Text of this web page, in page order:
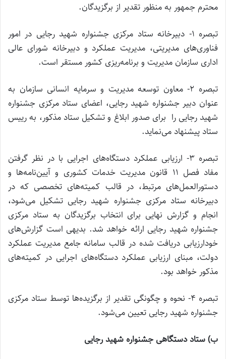
محترم جمهور به منظور تقدیر از برگزیدگان.
تبصره 1- دبیرخانه ستاد مرکزی جشنواره شهید رجایی در امور
فناوری‌های مدیریتی، مدیریت عملکرد و دبیرخانه شورای عالی
اداری سازمان مدیریت و برنامه‌ریزی کشور مستقر است.
تبصره 2- معاون توسعه مدیریت و سرمایه انسانی سازمان به
عنوان دبیر جشنواره شهید رجایی، اعضای ستاد مرکزی جشنواره
شهید رجایی را برای صدور ابلاغ و تشکیل ستاد مذکور، به رییس
ستاد پیشنهاد می‌نماید.
تبصره 3- ارزیابی عملکرد دستگاه‌های اجرایی با در نظر گرفتن
مفاد فصل 11 قانون مدیریت خدمات کشوری و آیین‌نامه‌ها و
دستورالعمل‌های مرتبط، در قالب کمیته‌های تخصصی که در
دبیرخانه ستاد مرکزی جشنواره شهید رجایی تشکیل می‌شود،
انجام و گزارش نهایی برای انتخاب برگزیدگان به ستاد مرکزی
جشنواره شهید رجایی ارائه خواهد شد. بدیهی است گزارش‌های
خودارزیابی دریافت شده در قالب سامانه جامع مدیریت عملکرد
دولت، مبنای ارزیابی عملکرد دستگاه‌های اجرایی در کمیته‌های
مذکور خواهد بود.
تبصره 4- نحوه و چگونگی تقدیر از برگزیده‌ها توسط ستاد مرکزی
جشنواره شهید رجایی تعیین می‌شود.
ب) ستاد دستگاهی جشنواره شهید رجایی